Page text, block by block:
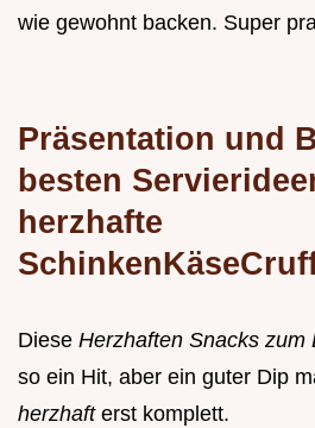
wie gewohnt backen. Super
Präsentation und
besten
herzhafte
Diese Herzhaften Snacks zum
so ein Hit, aber ein guter Dip
herzhaft erst komplett.